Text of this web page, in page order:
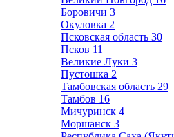
Боровичи 3
Окуловка 2
Псковская область 30
Псков 11
Великие Луки 3
Пустошка 2
Тамбовская область 29
Тамбов 16
Мичуринск 4
Моршанск 3